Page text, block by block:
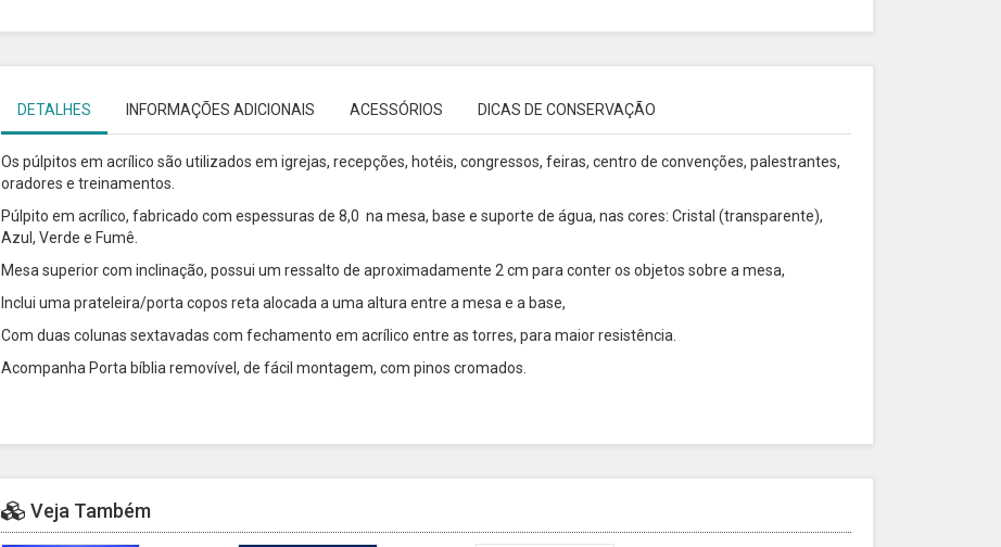
DETALHES INFORMAÇÕES ADICIONAIS ACESSÓRIOS DICAS DE CONSERVAÇÃO
Os púlpitos em acrílico são utilizados em igrejas, recepções, hotéis, congressos, feiras, centro de convenções, palestrantes,
oradores e treinamentos.
Púlpito em acrílico, fabricado com espessuras de 8,0 na mesa, base e suporte de água, nas cores: Cristal (transparente),
Azul, Verde e Fumê.
Mesa superior com inclinação, possui um ressalto de aproximadamente 2 cm para conter os objetos sobre a mesa,
Inclui uma prateleira/porta copos reta alocada a uma altura entre a mesa e a base,
Com duas colunas sextavadas com fechamento em acrílico entre as torres, para maior resistência.
Acompanha Porta bíblia removível, de fácil montagem, com pinos cromados.
Veja Também